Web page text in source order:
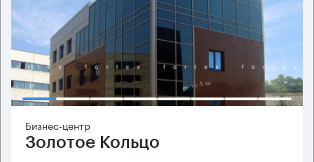
Бизнес-центр
Золотое Кольцо